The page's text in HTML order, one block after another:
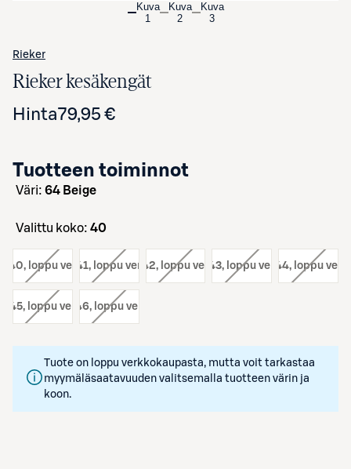
Kuva
1
Kuva
2
Kuva
3
Rieker
Rieker kesäkengät
Hinta79,95 €
Tuotteen toiminnot
väri: 64 Beige
Valittu koko: 40
40, loppu verkosta
koko: 41, loppu verkosta
koko: 42, loppu verkosta
koko: 43, loppu verkosta
koko: 44, loppu
45, loppu verkosta
koko: 46, loppu verkosta
Tuote on loppu verkkokaupasta, mutta voit tarkastaa
myymäläsaatavuuden valitsemalla tuotteen värin ja
koon.